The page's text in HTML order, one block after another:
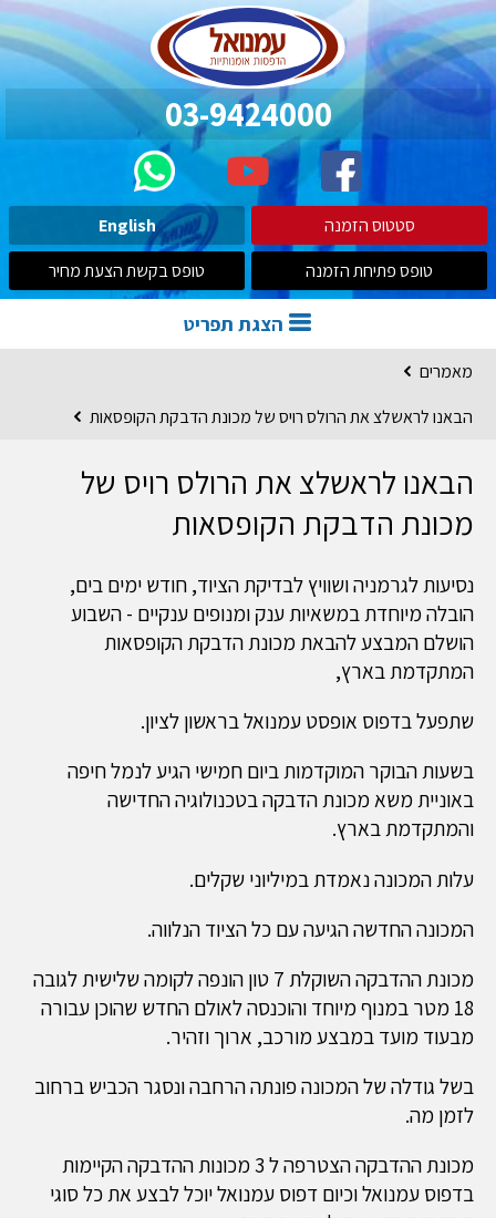
03-9424000
סטטוס הזמנה
English
טופס פתיחת הזמנה
טופס בקשת הצעת מחיר
מאמרים
הבאנו לראשלצ את הרולס רויס של מכונת הדבקת הקופסאות
הבאנו לראשלצ את הרולס רויס של
מכונת הדבקת הקופסאות
נסיעות לגרמניה ושוויץ לבדיקת הציוד, חודש ימים בים,
הובלה מיוחדת במשאיות ענק ומנופים ענקיים - השבוע
הושלם המבצע להבאת מכונת הדבקת הקופסאות
המתקדמת בארץ,
שתפעל בדפוס אופסט עמנואל בראשון לציון.
בשעות הבוקר המוקדמות ביום חמישי הגיע לנמל חיפה
באוניית משא מכונת הדבקה בטכנולוגיה החדישה
והמתקדמת בארץ.
עלות המכונה נאמדת במיליוני שקלים.
המכונה החדשה הגיעה עם כל הציוד הנלווה.
מכונת ההדבקה השוקלת 7 טון הונפה לקומה שלישית לגובה
18 מטר במנוף מיוחד והוכנסה לאולם החדש שהוכן עבורה
מבעוד מועד במבצע מורכב, ארוך וזהיר.
בשל גודלה של המכונה פונתה הרחבה ונסגר הכביש ברחוב
לזמן מה.
מכונת ההדבקה הצטרפה ל 3 מכונות ההדבקה הקיימות
בדפוס עמנואל וכיום דפוס עמנואל יוכל לבצע את כל סוגי